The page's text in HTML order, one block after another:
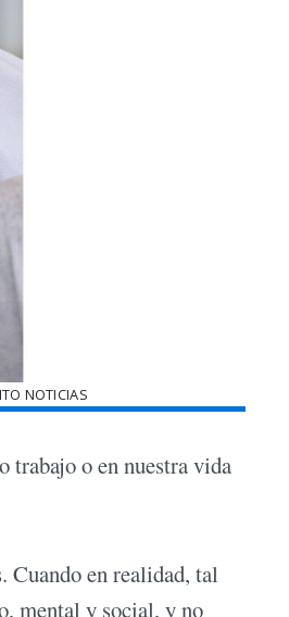
NOTICIAS
trabajo o en nuestra vida
Cuando en realidad, tal
mental y social, y no